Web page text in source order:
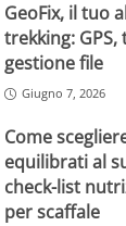
GeoFix, il tuo
trekking: GPS,
gestione file
Giugno 7, 2026
Come
equilibrati al
check-list
per scaffale